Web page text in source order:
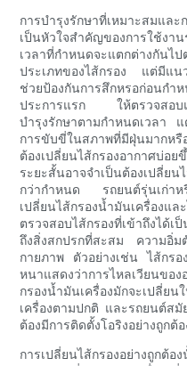
การบำรุงรักษาที่เหมาะสมและ
เป็นหัวใจสำคัญของการใช้ง
เวลาที่กำหนดจะแตกต่างกั
ประเภทของไส้กรอง แต่มีแน
ช่วยป้องกันการสึกหรอก่อนกำ
ประการแรก ให้ตรวจสอบแ
บำรุงรักษาตามกำหนดเวลา แ
การขับขี่ในสภาพที่มีฝุ่นมากหรื
ต้องเปลี่ยนไส้กรองอากาศบ่อ
ระยะสั้นอาจจำเป็นต้องเปลี่ยน
กว่ากำหนด รถยนต์รุ่นเก่าห
เปลี่ยนไส้กรองน้ำมันเครื่องแ
ตรวจสอบไส้กรองที่เข้าถึงได้เ
ถึงสิ่งสกปรกที่สะสม ความอิ่ม
กายภาพ ตัวอย่างเช่น ไส้กรอ
หนาแสดงว่าการไหลเวียนข
กรองน้ำมันเครื่องมักจะเปลี่ยน
เครื่องตามปกติ และรถยนต์ส
ต้องมีการติดตั้งโอริงอย่างถูกต้
การเปลี่ยนไส้กรองอย่างถูกต้อ